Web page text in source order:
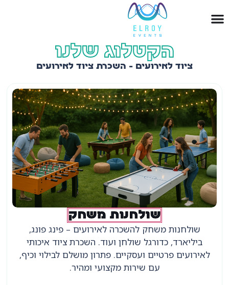
הקטלוג שלנו
ציוד לאירועים - השכרת ציוד לאירועים
שולחנות משחק
שולחנות משחק להשכרה לאירועים – פינג פונג,
ביליארד, כדורגל שולחן ועוד. השכרת ציוד איכותי
לאירועים פרטיים ועסקיים. פתרון מושלם לבילוי וכיף,
עם שירות מקצועי ומהיר.